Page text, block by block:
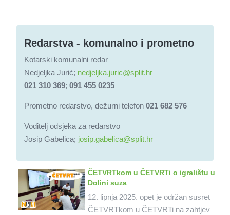
Redarstva - komunalno i prometno
Kotarski komunalni redar
Nedjeljka Jurić; nedjeljka.juric@split.hr
021 310 369; 091 455 0235
Prometno redarstvo, dežurni telefon 021 682 576
Voditelj odsjeka za redarstvo
Josip Gabelica; josip.gabelica@split.hr
ČETVRTkom u ČETVRTi o igralištu u
Dolini suza
12. lipnja 2025. opet je održan susret
ČETVRTkom u ČETVRTi na zahtjev